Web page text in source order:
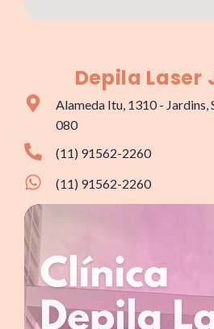
Depila Laser
Alameda Itu, 1310 - Jardins,
080
(11) 91562-2260
(11) 91562-2260